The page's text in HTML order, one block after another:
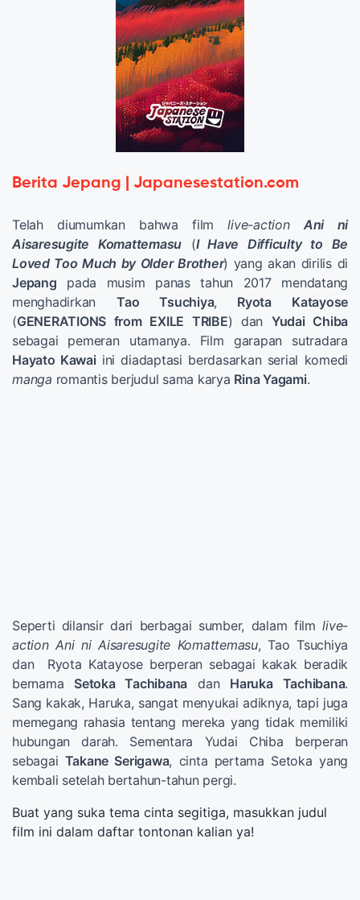
Berita Jepang | Japanesestation.com
Telah diumumkan bahwa filmlive-action Ani ni
Aisaresugite Komattemasu (I Have Difficulty to Be
Loved Too Much by Older Brother) yang akan dirilis di
Jepang pada musim panas tahun 2017 mendatang
menghadirkanTao Tsuchiya, Ryota Katayose
(GENERATIONS from EXILE TRIBE) dan Yudai Chiba
sebagai pemeran utamanya. Film garapan sutradara
Hayato Kawai ini diadaptasi berdasarkan serial komedi
manga romantis berjudul sama karya Rina Yagami.
Seperti dilansir dari berbagai sumber, dalam filmlive-
action Ani ni Aisaresugite Komattemasu, Tao Tsuchiya
dan Ryota Katayose berperan sebagai kakak beradik
bernama Setoka Tachibana dan Haruka Tachibana.
Sang kakak, Haruka, sangat menyukai adiknya, tapi juga
memegang rahasia tentang mereka yang tidak memiliki
hubungan darah. Sementara Yudai Chiba berperan
sebagai Takane Serigawa, cinta pertama Setoka yang
kembali setelah bertahun-tahun pergi.
Buat yang suka tema cinta segitiga, masukkan judul
film ini dalam daftar tontonan kalian ya!